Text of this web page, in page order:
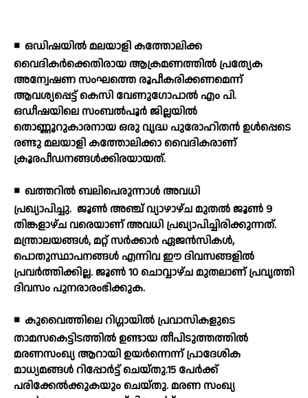
◾ ഒഡിഷയില്‍ മലയാളി കത്തോലിക്ക
വൈദികര്‍ക്കെതിരായ ആക്രമണത്തില്‍ പ്രത്യേക
അന്വേഷണ സംഘത്തെ രൂപീകരിക്കണമെന്ന്
ആവശ്യപ്പെട്ട് കെസി വേണുഗോപാല്‍ എം പി.
ഒഡീഷയിലെ സംബല്‍പൂര്‍ ജില്ലയില്‍
തൊണ്ണൂറുകാരനായ ഒരു വൃദ്ധ പുരോഹിതന്‍ ഉള്‍പ്പെടെ
രണ്ടു മലയാളി കത്തോലിക്കാ വൈദികരാണ്
ക്രൂരപീഡനങ്ങള്‍ക്കിരയായത്.
◾ ഖത്തറില്‍ ബലിപെരുന്നാള്‍ അവധി
പ്രഖ്യാപിച്ചു. ജൂണ്‍ അഞ്ച് വ്യാഴാഴ്ച മുതല്‍ ജൂണ്‍ 9
തിങ്കളാഴ്ച വരെയാണ് അവധി പ്രഖ്യാപിച്ചിരിക്കുന്നത്.
മന്ത്രാലയങ്ങള്‍, മറ്റ് സര്‍ക്കാര്‍ ഏജന്‍സികള്‍,
പൊതുസ്ഥാപനങ്ങള്‍ എന്നിവ ഈ ദിവസങ്ങളില്‍
പ്രവര്‍ത്തിക്കില്ല. ജൂണ്‍ 10 ചൊവ്വാഴ്ച മുതലാണ് പ്രവൃത്തി
ദിവസം പുനരാരംഭിക്കുക.
◾ കുവൈത്തിലെ റിഗ്ഗായില്‍ പ്രവാസികളുടെ
താമസകെട്ടിടത്തില്‍ ഉണ്ടായ തീപിടുത്തത്തില്‍
മരണസംഖ്യ ആറായി ഉയര്‍ന്നെന്ന് പ്രാദേശിക
മാധ്യമങ്ങള്‍ റിപ്പോര്‍ട്ട് ചെയ്തു.15 പേര്‍ക്ക്
പരിക്കേല്‍ക്കുകയും ചെയ്തു. മരണ സംഖ്യ